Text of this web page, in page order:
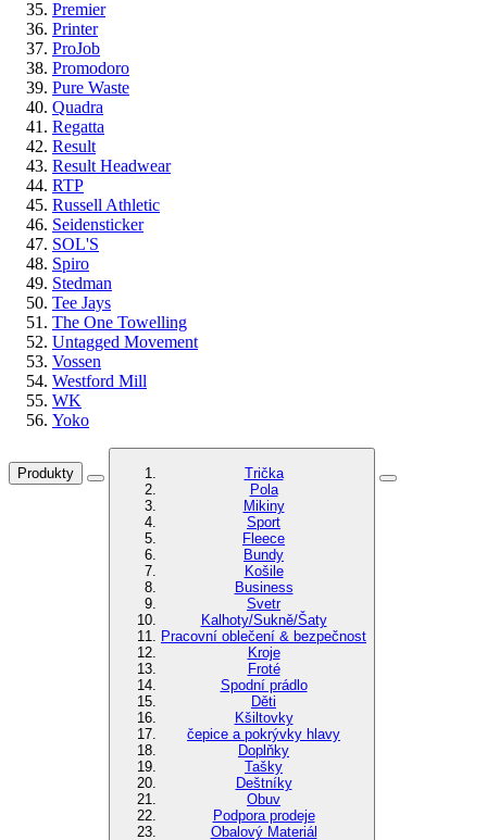
Premier
Printer
ProJob
Promodoro
Pure Waste
Quadra
Regatta
Result
Result Headwear
RTP
Russell Athletic
Seidensticker
SOL'S
Spiro
Stedman
Tee Jays
The One Towelling
Untagged Movement
Vossen
Westford Mill
WK
Yoko
Produkty
Trička
Pola
Mikiny
Sport
Fleece
Bundy
Košile
Business
Svetr
Kalhoty/Sukně/Šaty
Pracovní oblečení & bezpečnost
Kroje
Froté
Spodní prádlo
Děti
Kšiltovky
čepice a pokrývky hlavy
Doplňky
Tašky
Deštníky
Obuv
Podpora prodeje
Obalový Materiál